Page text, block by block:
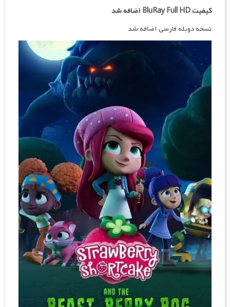
کیفیت BluRay Full HD اضافه شد
نسخه دوبله فارسی اضافه شد